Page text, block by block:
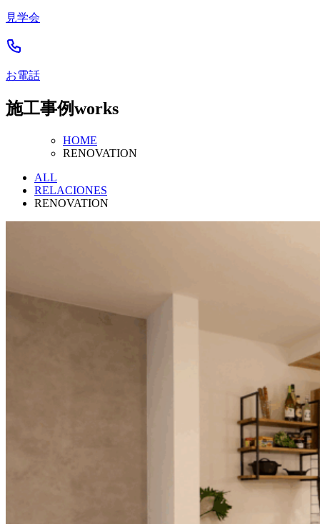
見学会
お電話
施工事例works
HOME
RENOVATION
ALL
RELACIONES
RENOVATION